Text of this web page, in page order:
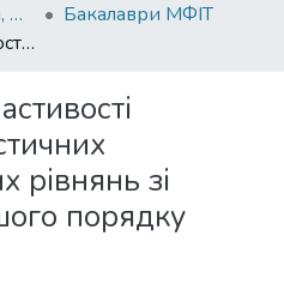
Факультет математики, фізики та інформаційних технологій
Бакалаври МФІТ
Асимптотичні властивості розв'язків стохастичних диференціальних рівнянь зі взаємодією першого порядку
рівнянь зі
порядку